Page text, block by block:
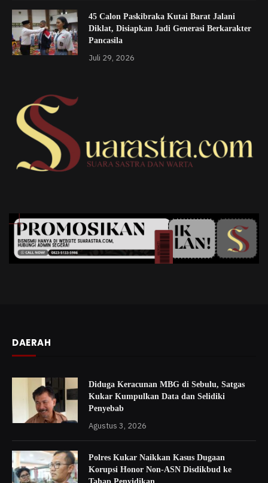
45 Calon Paskibraka Kutai Barat Jalani
Diklat, Disiapkan Jadi Generasi Berkarakter
Pancasila
Juli 29, 2026
DAERAH
Diduga Keracunan MBG di Sebulu, Satgas
Kukar Kumpulkan Data dan Selidiki
Penyebab
Agustus 3, 2026
Polres Kukar Naikkan Kasus Dugaan
Korupsi Honor Non-ASN Disdikbud ke